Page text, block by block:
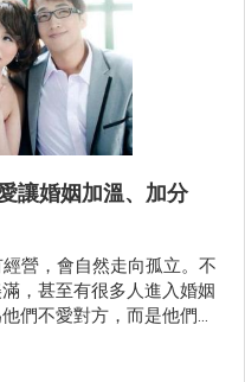
讓婚姻加溫、加分
營，會自然走向孤立。不
，甚至有很多人進入婚姻
們不愛對方，而是他們不